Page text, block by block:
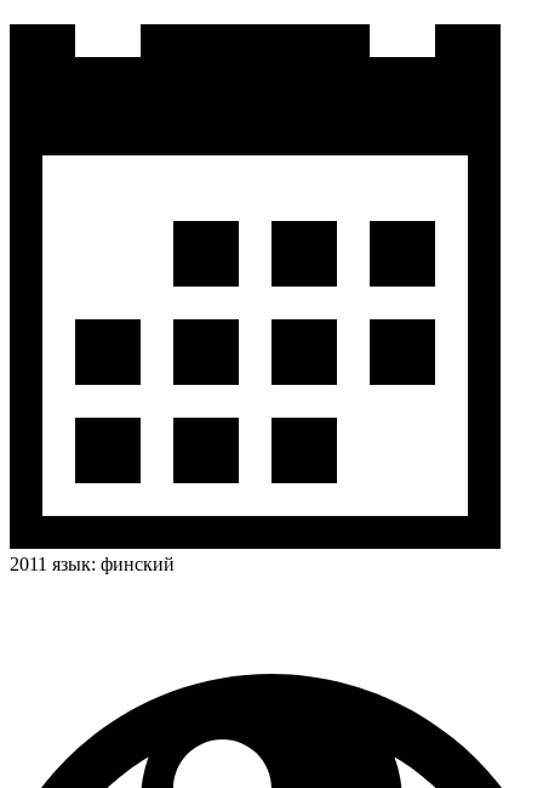
2011 язык: финский